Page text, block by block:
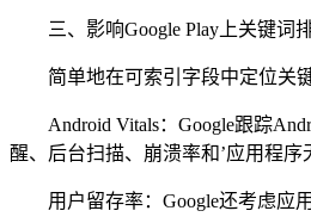
三、影响Google Play上关键词
简单地在可索引字段中定位关
Android Vitals：Google跟踪
醒、后台扫描、崩溃率和’应用程序
用户留存率：Google还考虑应